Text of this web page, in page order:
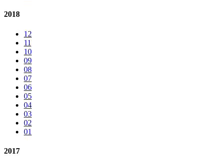
2018
12
11
10
09
08
07
06
05
04
03
02
01
2017